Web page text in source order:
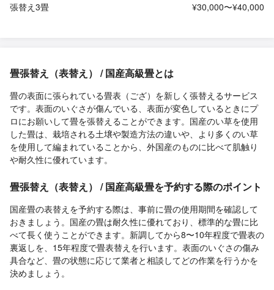
張替え3畳 ¥30,000〜¥40,000
畳張替え（表替え） / 国産高級畳とは
畳の表面に張られている畳表（ござ）を新しく張替えるサービス
です。表面のいぐさが傷んでいる、表面が変色しているときにプ
ロにお願いして畳を張替えることができます。国産のい草を使用
した畳は、栽培される土壌や製造方法の違いや、より多くのい草
を使用して編まれていることから、外国産のものに比べて肌触り
や耐久性に優れています。
畳張替え（表替え） / 国産高級畳を予約する際のポイント
国産畳の表替えを予約する際は、事前に畳の使用期間を確認して
おきましょう。国産の畳は耐久性に優れており、標準的な畳に比
べて長く使うことができます。新調してから8〜10年程度で畳表の
裏返しを、15年程度で畳表替えを行います。表面のいぐさの傷み
具合など、畳の状態に応じて業者と相談してどの作業を行うかを
決めましょう。